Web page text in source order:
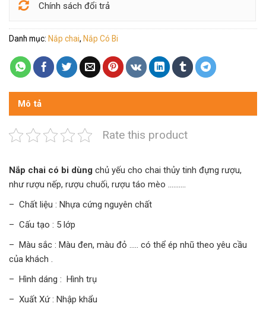
Chính sách đổi trả
Danh mục: Nắp chai, Nắp Có Bi
Mô tả
Rate this product
Nắp chai có bi dùng chủ yếu cho chai thủy tinh đựng rượu,
như rượu nếp, rượu chuối, rượu táo mèo ……….
– Chất liệu : Nhựa cứng nguyên chất
– Cấu tạo : 5 lớp
– Màu sắc : Màu đen, màu đỏ ….. có thể ép nhũ theo yêu cầu
của khách .
– Hình dáng : Hình trụ
– Xuất Xứ : Nhập khẩu